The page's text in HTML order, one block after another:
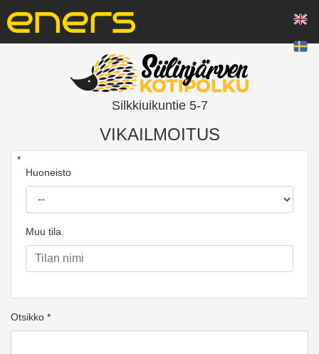
Silkkiuikuntie 5-7
VIKAILMOITUS
*
Huoneisto
Muu tila
Otsikko *